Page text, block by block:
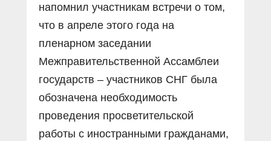
напомнил участникам встречи о том,
что в апреле этого года на
пленарном заседании
Межправительственной Ассамблеи
государств – участников СНГ была
обозначена необходимость
проведения просветительской
работы с иностранными гражданами,